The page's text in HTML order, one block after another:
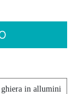
in allumini